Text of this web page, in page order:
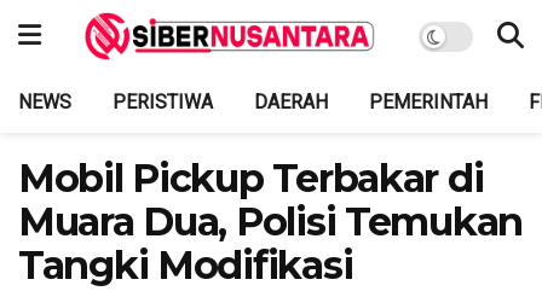
NEWS PERISTIWA DAERAH PEMERINTAH
Mobil Pickup Terbakar di
Muara Dua, Polisi Temukan
Tangki Modifikasi